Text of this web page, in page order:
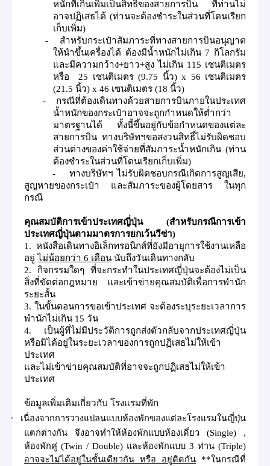
หนักที่เกินเพิ่มเป็นสิทธิของสายการบิน
ที่ท่านไม่
อาจปฏิเสธได้ (ท่านจะต้องชำระในส่วนที่โดนเรียก
เก็บเพิ่ม)
- สำหรับกระเป๋าสัมภาระที่ทางสายการบินอนุญาต
ให้นำขึ้นเครื่องได้ ต้องมีน้ำหนักไม่เกิน 7กิโลกรัม
และมีความกว้าง+ยาว+สูง ไม่เกิน 115 เซนติเมตร
หรือ 25 เซนติเมตร (9.75 นิ้ว) x 56 เซนติเมตร
(21.5 นิ้ว) x 46 เซนติเมตร (18 นิ้ว)
- กรณีที่ต้องเดินทางด้วยสายการบินภายในประเทศ
น้ำหนักของกระเป๋าอาจจะถูกกำหนดให้ต่ำกว่า
มาตรฐานได้ ทั้งนี้ขึ้นอยู่กับข้อกำหนดของแต่ละ
สายการบิน ทางบริษัทฯขอสงวนสิทธิ์ไม่รับผิดชอบ
ส่วนต่างของค่าใช้จ่ายที่สัมภาระน้ำหนักเกิน (ท่าน
ต้องชำระในส่วนที่โดนเรียกเก็บเพิ่ม)
-ทางบริษัทฯ ไม่รับผิดชอบกรณีเกิดการสูญเสีย,
สูญหายของกระเป๋า และสัมภาระของผู้โดยสาร ในทุก
กรณี
คุณสมบัติการเข้าประเทศญี่ปุ่น (สำหรับกรณีการเข้า
ประเทศญี่ปุ่นตามมาตรการยกเว้นวีซ่า)
1. หนังสือเดินทางอิเล็กทรอนิกส์ที่ยังมีอายุการใช้งานเหลือ
อยู่ไม่น้อยกว่า 6 เดือน นับถึงวันเดินทางกลับ
2. กิจกรรมใดๆ ที่จะกระทำในประเทศญี่ปุ่นจะต้องไม่เป็น
สิ่งที่ขัดต่อกฎหมาย และเข้าข่ายคุณสมบัติเพื่อการพำนัก
ระยะสั้น
3. ในขั้นตอนการขอเข้าประเทศ จะต้องระบุระยะเวลาการ
พำนักไม่เกิน 15 วัน
4. เป็นผู้ที่ไม่มีประวัติการถูกส่งตัวกลับจากประเทศญี่ปุ่น
หรือมิได้อยู่ในระยะเวลาของการถูกปฏิเสธไม่ให้เข้า
ประเทศ
และไม่เข้าข่ายคุณสมบัติที่อาจจะถูกปฏิเสธไม่ให้เข้า
ประเทศ
ข้อมูลเพิ่มเติมเกี่ยวกับ โรงแรมที่พัก
-
เนื่องจากการวางแปลนแบบห้องพักของแต่ละโรงแรมในญี่ปุ่น
แตกต่างกัน จึงอาจทำให้ห้องพักแบบห้องเดี่ยว (Single) ,
ห้องพักคู่ (Twin / Double) และห้องพักแบบ 3 ท่าน (Triple)
อาจจะไม่ได้อยู่ในชั้นเดียวกัน หรือ อยู่ติดกัน **ในกรณีที่